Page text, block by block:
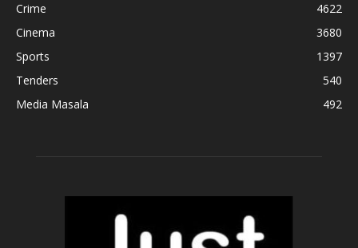
Crime
4622
Cinema
3680
Sports
1397
Tenders
540
Media Masala
492